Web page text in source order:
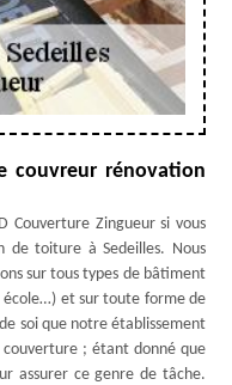
couvreur rénovation
Couverture Zingueur si vous
de toiture à Sedeilles. Nous
sur tous types de bâtiment
école…) et sur toute forme de
soi que notre établissement
; étant donné que
assurer ce genre de tâche.